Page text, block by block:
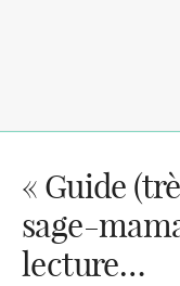
« Guide
sage-
lecture…